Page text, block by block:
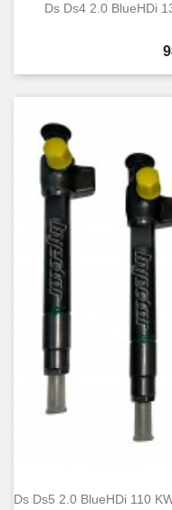
Ds Ds4 2.0 BlueHDi
Ds Ds5 2.0 BlueHDi 110